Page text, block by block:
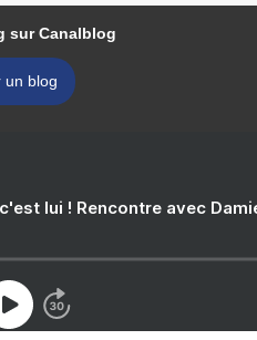
sur Canalblog
un blog
lui ! Rencontre avec